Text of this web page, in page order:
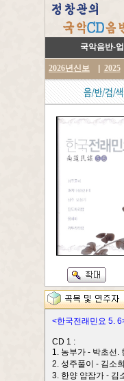
국악음반-
2026년신보 2025
<한국전래민요 5.
CD 1 :
1. 농부가 - 박초선.
2. 성주풀이 - 김소
3. 한양 얌잠가 - 김